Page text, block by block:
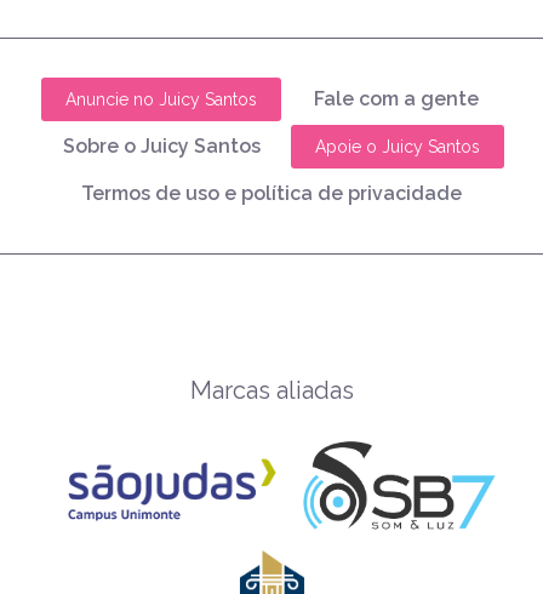
Anuncie no Juicy Santos Fale com a gente
Sobre o Juicy Santos Apoie o Juicy Santos
Termos de uso e política de privacidade
Marcas aliadas